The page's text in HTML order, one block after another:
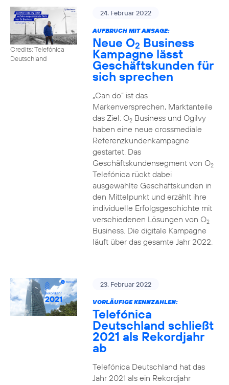
Credits: Telefónica
Deutschland
24. Februar 2022
AUFBRUCH MIT ANSAGE:
Neue O2 Business
Kampagne lässt
Geschäftskunden für
sich sprechen
„Can do“ ist das
Markenversprechen, Marktanteile
das Ziel: O2Business und Ogilvy
haben eine neue crossmediale
Referenzkundenkampagne
gestartet. Das
Geschäftskundensegment von O2
Telefónica rückt dabei
ausgewählte Geschäftskunden in
den Mittelpunkt und erzählt ihre
individuelle Erfolgsgeschichte mit
verschiedenen Lösungen von O2
Business. Die digitale Kampagne
läuft über das gesamte Jahr 2022.
23. Februar 2022
VORLÄUFIGE KENNZAHLEN:
Telefónica
Deutschland schließt
2021 als Rekordjahr
ab
Telefónica Deutschland hat das
Jahr 2021 als ein Rekordjahr